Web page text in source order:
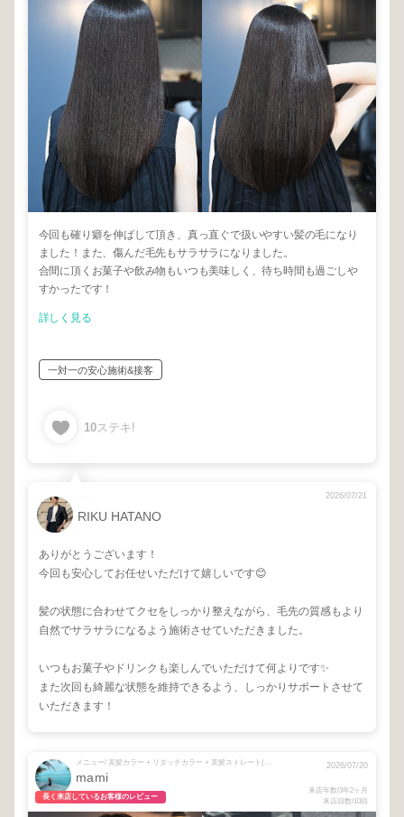
今回も確り癖を伸ばして頂き、真っ直ぐで扱いやすい髪の毛になり
ました！また、傷んだ毛先もサラサラになりました。
合間に頂くお菓子や飲み物もいつも美味しく、待ち時間も過ごしや
すかったです！
詳しく見る
一対一の安心施術&接客
10ステキ!
RIKU HATANO
2026/07/21
ありがとうございます！
今回も安心してお任せいただけて嬉しいです😊
髪の状態に合わせてクセをしっかり整えながら、毛先の質感もより
自然でサラサラになるよう施術させていただきました。
いつもお菓子やドリンクも楽しんでいただけて何よりです✨
また次回も綺麗な状態を維持できるよう、しっかりサポートさせて
いただきます！
メニュー/ 美髪カラー + リタッチカラー + 美髪ストレート(カット+トリートメント込)
mami
長く来店しているお客様のレビュー
2026/07/20
来店年数/3年2ヶ月
来店回数/10回